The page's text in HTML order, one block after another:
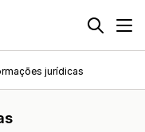
jurídicas